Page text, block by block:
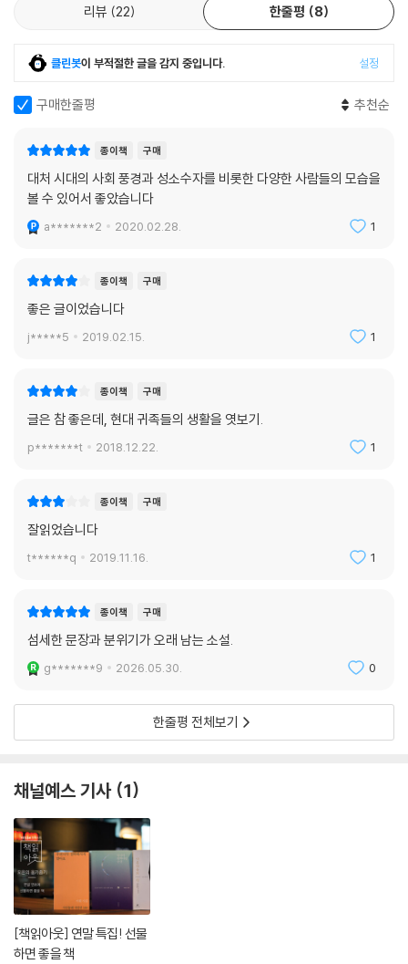
기)이자 대처 집권기의 ‘헤이데이’와 정확히 맞물린다. 그럼으로써 이 작품
은 한 청년의 성장소설이자 대처 시대를 풍자하는 사회소설의 면모를 동시
에 획득한다. 1982년 아르헨띠나와 벌인 포클랜드전쟁에서 승리한 대처
정부는 최고의 지지율을 기록하며 이듬해 선거에서 “압도적 승리”를 거둔
다. 마거릿 대처는 이 책의 원경과 근경에서 때로는 본명으로, 때로는 ‘그
분’ ‘레이디’ ‘T 부인’ ‘매기’ ‘푸른 리본’ 등으로 끊임없이 존재감을 드러낸
다운 날들은 제2부의 마지막, 닉이 페든가의 파티를 찾은 수상과 함께 춤
을 추는 장면에서 절정에 달한다.
그러나 익히 알려져 있다시피, 그러한 화려함 이면에는 ‘대처주의’라는 이
늘이 자리한다. 대처 정부의 위기는 제3부에서 “런던 증시에서 단 하루 만
에 500억(파운드)이 사라”지는 원경으로 제시되고, 닉에게 그 위기는
“동성애자들이 무더기로 죽어나가”는 ‘에이즈’라는 이름으로 다가온다. 승
러한 위기를 계기로 수면 위로 드러난다. 좋은 날은 갔고, 인물들은 맨얼굴
을 드러낸다.
호가스는 완만한 S자를 이루는 특정한 곡선에 아름다움과 우아함의 원칙
이 담겨 있다고 주장했다. 닉은 페든 저택의 화려한 고가구들에서, 자신의
동성 연인의 몸에서 이 곡선을 발견하며 그 개념을 천착한다. 그러나 소설
의 계급적 한계를 끊임없이 자각하면서도, 닉은 그들의 생활양식에 존재하
는 아름다움과 세련됨을 사랑하고, 그것을 더 본질적으로 즐길 줄 아는 인
물이다. 그들의 모순을 의식하면서도 애써 눈감으며 그 편안함과 아름다움
다.
앨런 홀링허스트는 은행 지점장으로 고전 미술과 음악에 조예가 깊었던 아
버지의 영향을 깊이 받으며 자라났다. 그러한 흔적은 『아름다움의 선』을
비롯한 그의 작품 곳곳에서 드러난다. 풍족한 환경에서 큰 어려움 없이 성
장했다고 볼 수도 있겠지만 자신의 정체성에 대한 고민을 가족과 함께 나
눌 수는 없었다. 그는 2018년 4월 『뉴욕 타임스 매거진』과 한 인터뷰에서
옥스퍼드 학부를 갓 졸업한 20대 초반에 아버지와 나누었던 대화 한토막
을 들려준다.
대처를 진지한 소설에서 다루는 일은 완벽한 조율을 요구한다. 홀링허스트
책은 비극이다. 그러나 한편으론 끊임없이 웃긴다.
고집불통, 족벌주의, 인종차별, 무신경, 비열함의 시대를 훌륭하게 환기했
다. (…) 놀랍다.
- [인디펜던트]
리뷰 22 한줄평 8
클린봇이 부적절한 글을 감지 중입니다. 설정
구매한줄평 추천순
종이책 구매
대처 시대의 사회 풍경과 성소수자를 비롯한 다양한 사람들의 모습을
볼 수 있어서 좋았습니다
a*******2 2020.02.28. 1
종이책 구매
좋은 글이었습니다
j*****5 2019.02.15. 1
종이책 구매
글은 참 좋은데, 현대 귀족들의 생활을 엿보기.
p*******t 2018.12.22. 1
종이책 구매
잘읽었습니다
t******q 2019.11.16. 1
종이책 구매
섬세한 문장과 분위기가 오래 남는 소설.
g*******9 2026.05.30. 0
한줄평 전체보기
채널예스 기사 1
[책읽아웃] 연말 특집! 선물
하면 좋을 책